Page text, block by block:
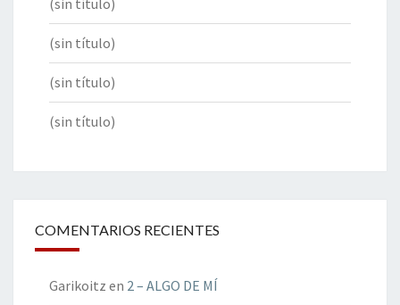
(sin título)
(sin título)
(sin título)
(sin título)
COMENTARIOS RECIENTES
Garikoitz en 2 – ALGO DE MÍ